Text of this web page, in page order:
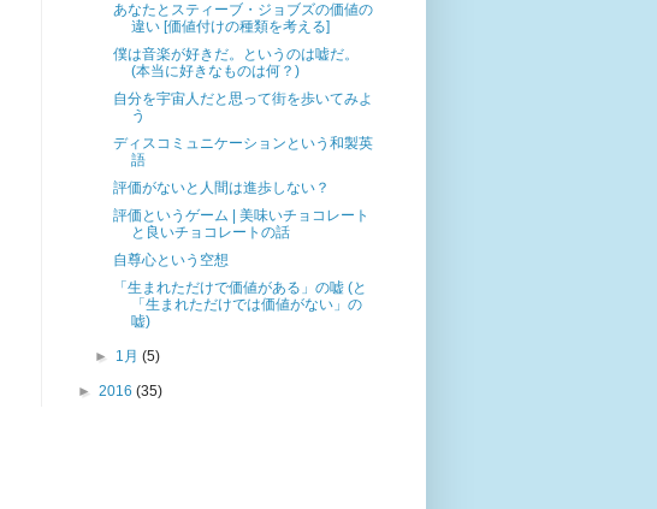
あなたとスティーブ・ジョブズの価値の
違い [価値付けの種類を考える]
僕は音楽が好きだ。というのは嘘だ。
(本当に好きなものは何？)
自分を宇宙人だと思って街を歩いてみよ
う
ディスコミュニケーションという和製英
語
評価がないと人間は進歩しない？
評価というゲーム | 美味いチョコレート
と良いチョコレートの話
自尊心という空想
「生まれただけで価値がある」の嘘 (と
「生まれただけでは価値がない」の
嘘)
► 1月(5)
► 2016 (35)